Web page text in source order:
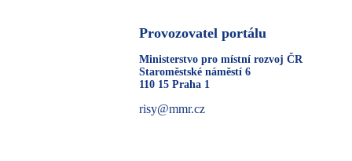
Provozovatel portálu
Ministerstvo pro místní rozvoj ČR
Staroměstské náměstí 6
110 15 Praha 1
risy@mmr.cz